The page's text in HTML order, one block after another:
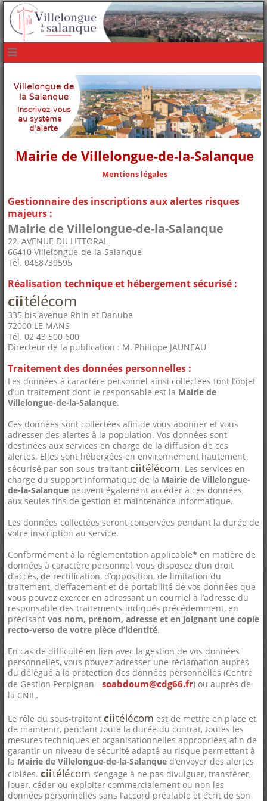
navbar mobile
Mairie de Villelongue-de-la-Salanque
Mentions légales
Gestionnaire des inscriptions aux alertes risques
majeurs :
Mairie de Villelongue-de-la-Salanque
22, AVENUE DU LITTORAL
66410 Villelongue-de-la-Salanque
Tél. 0468739595
Réalisation technique et hébergement sécurisé :
ciitélécom
335 bis avenue Rhin et Danube
72000 LE MANS
Tél. 02 43 500 600
Directeur de la publication : M. Philippe JAUNEAU
Traitement des données personnelles :
Les données à caractère personnel ainsi collectées font l’objet
d’un traitement dont le responsable est la Mairie de
Villelongue-de-la-Salanque.
Ces données sont collectées afin de vous abonner et vous
adresser des alertes à la population. Vos données sont
destinées aux services en charge de la diffusion de ces
alertes. Elles sont hébergées en environnement hautement
sécurisé par son sous-traitant ciitélécom. Les services en
charge du support informatique de la Mairie de Villelongue-
de-la-Salanquepeuvent également accéder à ces données,
aux seules fins de gestion et maintenance informatique.
Les données collectées seront conservées pendant la durée de
votre inscription au service.
Conformément à la réglementation applicable* en matière de
données à caractère personnel, vous disposez d’un droit
d’accès, de rectification, d’opposition, de limitation du
traitement, d’effacement et de portabilité de vos données que
vous pouvez exercer en adressant un courriel à l’adresse du
responsable des traitements indiqués précédemment, en
précisant vos nom, prénom, adresse et en joignant une copie
recto-verso de votre pièce d’identité.
En cas de difficulté en lien avec la gestion de vos données
personnelles, vous pouvez adresser une réclamation auprès
du délégué à la protection des données personnelles (Centre
de Gestion Perpignan - soabdoum@cdg66.fr) ou auprès de
la CNIL.
Le rôle du sous-traitant ciitélécom est de mettre en place et
de maintenir, pendant toute la durée du contrat, toutes les
mesures techniques et organisationnelles appropriées afin de
garantir un niveau de sécurité adapté au risque permettant à
la Mairie de Villelongue-de-la-Salanqued’envoyer des alertes
ciblées. ciitélécom s’engage à ne pas divulguer, transférer,
louer, céder ou exploiter commercialement ou non les
données personnelles sans l’accord préalable et écrit de son